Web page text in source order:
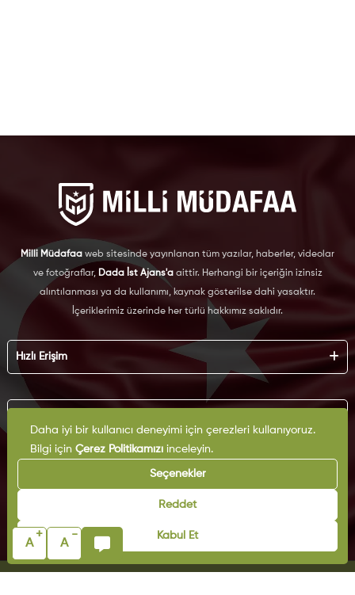
A
+
A
-
Milli Müdafaa web sitesinde yayınlanan tüm yazılar, haberler, videolar
ve fotoğraflar, Dada İst Ajans'aaittir. Herhangi bir içeriğin izinsiz
alıntılanması ya da kullanımı, kaynak gösterilse dahi yasaktır.
İçeriklerimiz üzerinde her türlü hakkımız saklıdır.
Hızlı Erişim
Künye
Reklam
İş Birliği
Arşiv
İletişim
KVKK
Çerez Politikası
Gizlilik Politikası
Kullanım Şartları
Daha iyi bir kullanıcı deneyimi için çerezleri kullanıyoruz.
Bilgi için Çerez Politikamızıinceleyin.
Seçenekler
Reddet
Kabul Et